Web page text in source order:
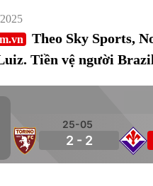
Theo Sky Sports,
Tiền vệ người
25-05
2 - 2